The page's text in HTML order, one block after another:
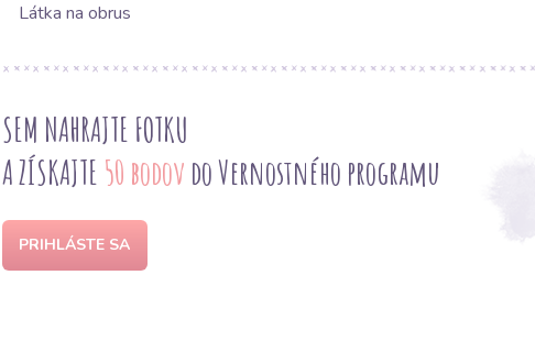
Látka na obrus
SEM NAHRAJTE FOTKU
A ZÍSKAJTE 50 bodov do Vernostného programu
PRIHLÁSTE SA